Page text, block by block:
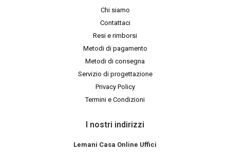
Chi siamo
Contattaci
Resi e rimborsi
Metodi di pagamento
Metodi di consegna
Servizio di progettazione
Privacy Policy
Termini e Condizioni
I nostri indirizzi
Lemani Casa Online Uffici